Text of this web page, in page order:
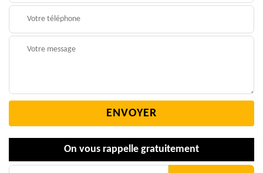
On vous rappelle gratuitement